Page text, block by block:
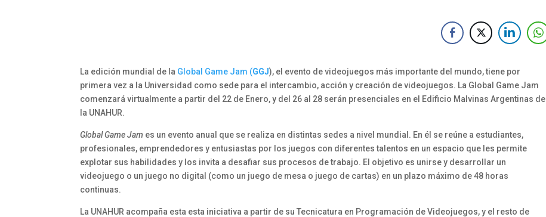
La edición mundial de la Global Game Jam (GGJ), el evento de videojuegos más importante del mundo, tiene por
primera vez a la Universidad como sede para el intercambio, acción y creación de videojuegos. La Global Game Jam
comenzará virtualmente a partir del 22 de Enero, y del 26 al 28 serán presenciales en el Edificio Malvinas Argentinas de
la UNAHUR.
Global Game Jam es un evento anual que se realiza en distintas sedes a nivel mundial. En él se reúne a estudiantes,
profesionales, emprendedores y entusiastas por los juegos con diferentes talentos en un espacio que les permite
explotar sus habilidades y los invita a desafiar sus procesos de trabajo. El objetivo es unirse y desarrollar un
videojuego o un juego no digital (como un juego de mesa o juego de cartas) en un plazo máximo de 48 horas
continuas.
La UNAHUR acompaña esta esta iniciativa a partir de su Tecnicatura en Programación de Videojuegos, y el resto de